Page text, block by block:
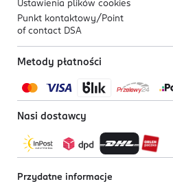
Ustawienia plików cookies
Punkt kontaktowy/ Point
of contact DSA
Metody płatności
Nasi dostawcy
Przydatne informacje